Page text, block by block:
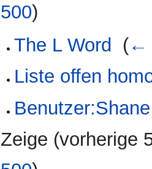
500)
The L Word
(←
Liste offen
Benutzer:Shane
Zeige (vorherige